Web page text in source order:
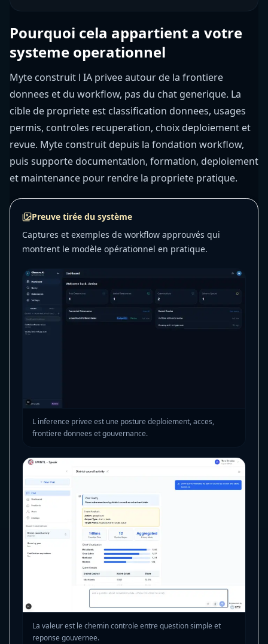
Pourquoi cela appartient a votre
systeme operationnel
Myte construit l IA privee autour de la frontiere
donnees et du workflow, pas du chat generique. La
cible de propriete est classification donnees, usages
permis, controles recuperation, choix deploiement et
revue. Myte construit depuis la fondation workflow,
puis supporte documentation, formation, deploiement
et maintenance pour rendre la propriete pratique.
Preuve tirée du système
Captures et exemples de workflow approuvés qui
montrent le modèle opérationnel en pratique.
L inference privee est une posture deploiement, acces,
frontiere donnees et gouvernance.
La valeur est le chemin controle entre question simple et
reponse gouvernee.